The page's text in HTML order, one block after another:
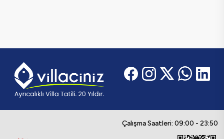
Çalışma Saatleri: 09:00 - 23:50